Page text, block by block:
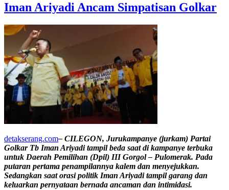
Iman Ariyadi Ancam Simpatisan Golkar
detakserang.com– CILEGON, Jurukampanye (jurkam) Partai
Golkar Tb Iman Ariyadi tampil beda saat di kampanye terbuka
untuk Daerah Pemilihan (Dpil) III Gorgol – Pulomerak. Pada
putaran pertama penampilannya kalem dan menyejukkan.
Sedangkan saat orasi politik Iman Ariyadi tampil garang dan
keluarkan pernyataan bernada ancaman dan intimidasi.